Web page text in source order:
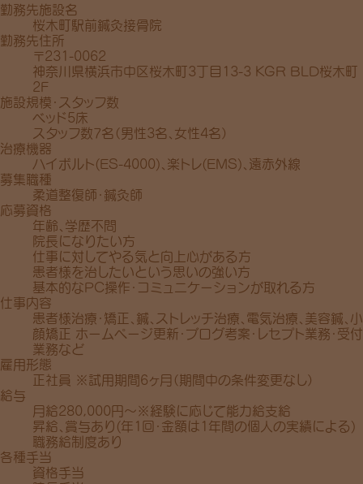
勤務先施設名
桜木町駅前鍼灸接骨院
勤務先住所
〒231-0062
神奈川県横浜市中区桜木町3丁目13-3 KGR BLD桜木町
2F
施設規模・スタッフ数
ベッド5床
スタッフ数7名（男性3名、女性4名）
治療機器
ハイボルト(ES-4000)、楽トレ(EMS)、遠赤外線
募集職種
柔道整復師・鍼灸師
応募資格
年齢、学歴不問
院長になりたい方
仕事に対してやる気と向上心がある方
患者様を治したいという思いの強い方
基本的なPC操作・コミュニケーションが取れる方
仕事内容
患者様治療・矯正、鍼、ストレッチ治療、電気治療、美容鍼、小
顔矯正 ホームページ更新・ブログ考案・レセプト業務・受付
業務など
雇用形態
正社員 ※試用期間6ヶ月（期間中の条件変更なし）
給与
月給280,000円～※経験に応じて能力給支給
昇給、賞与あり(年1回・金額は1年間の個人の実績による)
職務給制度あり
各種手当
資格手当